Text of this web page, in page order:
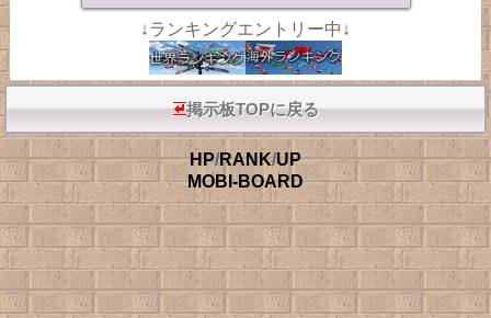
↓ランキングエントリー中↓
掲示板TOPに戻る
HP/RANK/UP
MOBI-BOARD